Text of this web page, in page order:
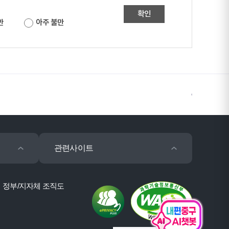
아주 불만
확인
관련사이트
정부/지자체 조직도